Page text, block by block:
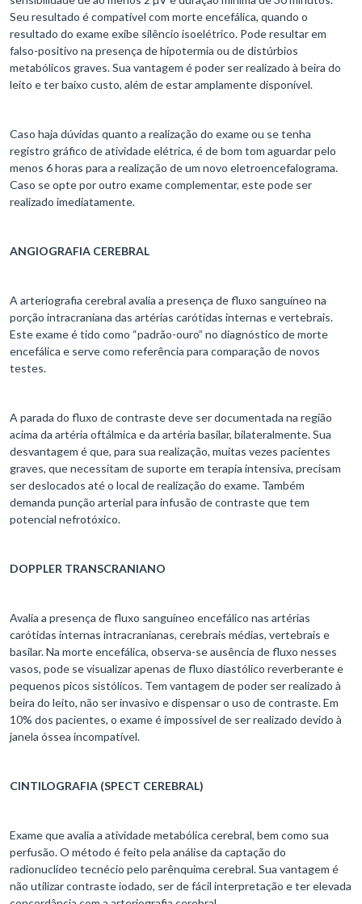
Seu resultado é compatível com morte encefálica, quando o
resultado do exame exibe silêncio isoelétrico. Pode resultar em
falso-positivo na presença de hipotermia ou de distúrbios
metabólicos graves. Sua vantagem é poder ser realizado à beira do
leito e ter baixo custo, além de estar amplamente disponível.
Caso haja dúvidas quanto a realização do exame ou se tenha
registro gráfico de atividade elétrica, é de bom tom aguardar pelo
menos 6 horas para a realização de um novo eletroencefalograma.
Caso se opte por outro exame complementar, este pode ser
realizado imediatamente.
ANGIOGRAFIA CEREBRAL
A arteriografia cerebral avalia a presença de fluxo sanguíneo na
porção intracraniana das artérias carótidas internas e vertebrais.
Este exame é tido como “padrão-ouro” no diagnóstico de morte
encefálica e serve como referência para comparação de novos
testes.
A parada do fluxo de contraste deve ser documentada na região
acima da artéria oftálmica e da artéria basilar, bilateralmente. Sua
desvantagem é que, para sua realização, muitas vezes pacientes
graves, que necessitam de suporte em terapia intensiva, precisam
ser deslocados até o local de realização do exame. Também
demanda punção arterial para infusão de contraste que tem
potencial nefrotóxico.
DOPPLER TRANSCRANIANO
Avalia a presença de fluxo sanguíneo encefálico nas artérias
carótidas internas intracranianas, cerebrais médias, vertebrais e
basilar. Na morte encefálica, observa-se ausência de fluxo nesses
vasos, pode se visualizar apenas de fluxo diastólico reverberante e
pequenos picos sistólicos. Tem vantagem de poder ser realizado à
beira do leito, não ser invasivo e dispensar o uso de contraste. Em
10% dos pacientes, o exame é impossível de ser realizado devido à
janela óssea incompatível.
CINTILOGRAFIA (SPECT CEREBRAL)
Exame que avalia a atividade metabólica cerebral, bem como sua
perfusão. O método é feito pela análise da captação do
radionuclídeo tecnécio pelo parênquima cerebral. Sua vantagem é
não utilizar contraste iodado, ser de fácil interpretação e ter elevada